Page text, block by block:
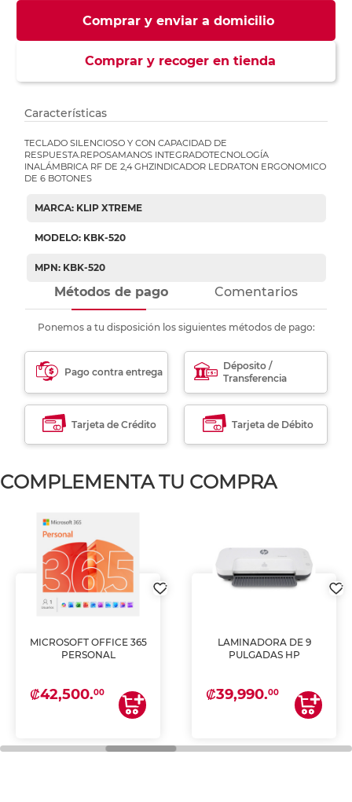
Comprar y enviar a domicilio
Comprar y recoger en tienda
Características
TECLADO SILENCIOSO Y CON CAPACIDAD DE
RESPUESTA.REPOSAMANOS INTEGRADOTECNOLOGÍA
INALÁMBRICA RF DE 2,4 GHZINDICADOR LEDRATON ERGONOMICO
DE 6 BOTONES
MARCA: KLIP XTREME
MODELO: KBK-520
MPN: KBK-520
Métodos de pago Comentarios
Ponemos a tu disposición los siguientes métodos de pago:
Pago contra entrega
Déposito /
Transferencia
Tarjeta de Crédito Tarjeta de Débito
COMPLEMENTA TU COMPRA
MICROSOFT OFFICE 365
PERSONAL
₡42,500.00
LAMINADORA DE 9
PULGADAS HP
₡39,990.00